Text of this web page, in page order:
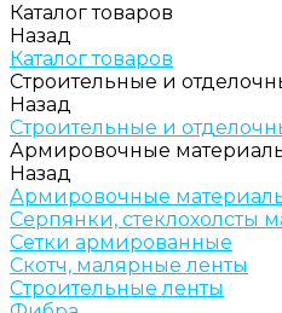
Каталог товаров
Назад
Каталог товаров
Строительные и
Назад
Строительные и
Армировочные
Назад
Армировочные
Серпянки, стеклохолсты
Сетки армированные
Скотч, малярные ленты
Строительные ленты